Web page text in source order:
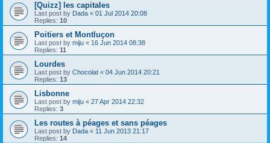
[Quizz] les capitales
Last post by Dada « 01 Jul 2014 20:08
Replies: 10
Poitiers et Montluçon
Last post by miju « 16 Jun 2014 08:38
Replies: 11
Lourdes
Last post by Chocolat « 04 Jun 2014 20:21
Replies: 13
Lisbonne
Last post by miju « 27 Apr 2014 22:32
Replies: 3
Les routes à péages et sans péages
Last post by Dada « 11 Jun 2013 21:17
Replies: 14